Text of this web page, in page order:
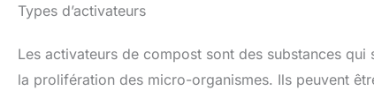
Types d’activateurs
Les activateurs de compost sont des substances
la prolifération des micro-organismes. Ils peuvent